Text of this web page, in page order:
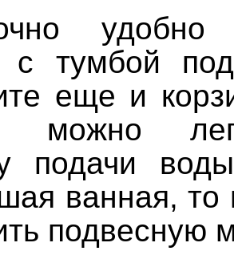
удобно
с тумбой
еще и
можно
подачи
ванная, то
подвесную